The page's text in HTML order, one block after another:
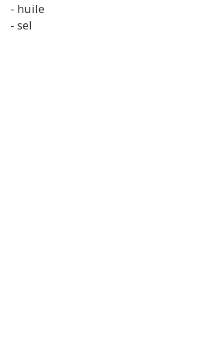
- huile
- sel